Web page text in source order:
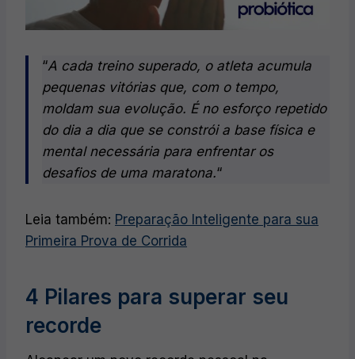
“A cada treino superado, o atleta acumula
pequenas vitórias que, com o tempo,
moldam sua evolução. É no esforço repetido
do dia a dia que se constrói a base física e
mental necessária para enfrentar os
desafios de uma maratona.“
Leia também: Preparação Inteligente para sua
Primeira Prova de Corrida
4 Pilares para superar seu
recorde